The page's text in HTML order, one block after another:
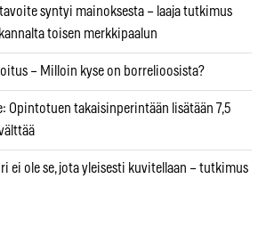
syntyi mainoksesta – laaja tutkimus
toisen merkkipaalun
– Milloin kyse on borrelioosista?
Opintotuen takaisinperintään lisätään 7,5
ei ole se, jota yleisesti kuvitellaan – tutkimus